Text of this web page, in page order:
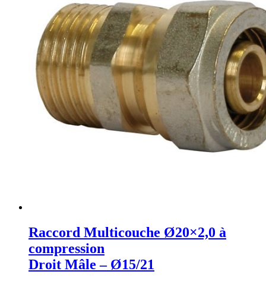
Raccord Multicouche Ø20×2,0 à
compression
Droit Mâle – Ø15/21